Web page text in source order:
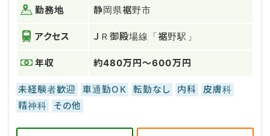
勤務地 静岡県裾野市
アクセス ＪＲ御殿場線「裾野駅」
年収 約480万円～600万円
未経験者歓迎 車通勤OK 転勤なし 内科
皮膚科
精神科
その他